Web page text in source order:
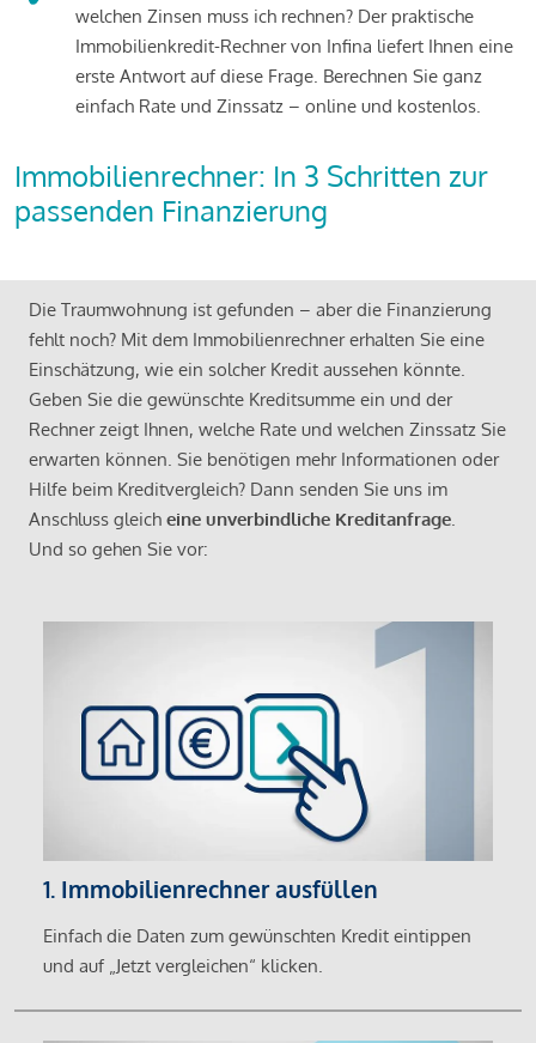
welchen Zinsen muss ich rechnen? Der praktische
Immobilienkredit-Rechner von Infina liefert Ihnen eine
erste Antwort auf diese Frage. Berechnen Sie ganz
einfach Rate und Zinssatz – online und kostenlos.
Immobilienrechner: In 3 Schritten zur
passenden Finanzierung
Die Traumwohnung ist gefunden – aber die Finanzierung
fehlt noch? Mit dem Immobilienrechner erhalten Sie eine
Einschätzung, wie ein solcher Kredit aussehen könnte.
Geben Sie die gewünschte Kreditsumme ein und der
Rechner zeigt Ihnen, welche Rate und welchen Zinssatz Sie
erwarten können. Sie benötigen mehr Informationen oder
Hilfe beim Kreditvergleich? Dann senden Sie uns im
Anschluss gleich eine unverbindliche Kreditanfrage.
Und so gehen Sie vor:
1. Immobilienrechner ausfüllen
Einfach die Daten zum gewünschten Kredit eintippen
und auf „Jetzt vergleichen“ klicken.